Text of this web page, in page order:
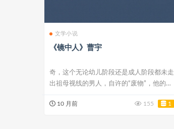
文学小说
《镜中人》曹宇
奇，这个无论幼儿阶段还是成人阶段都未走
出祖母视线的男人，自许的“废物”，他的内
10 月前 155 1